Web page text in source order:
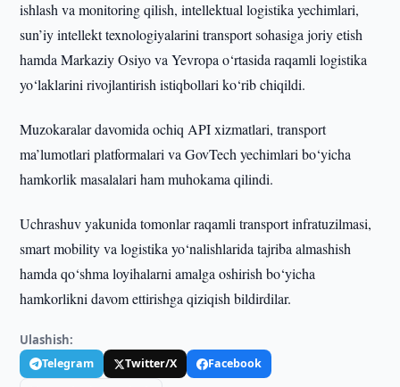
ishlash va monitoring qilish, intellektual logistika yechimlari,
sun’iy intellekt texnologiyalarini transport sohasiga joriy etish
hamda Markaziy Osiyo va Yevropa o‘rtasida raqamli logistika
yo‘laklarini rivojlantirish istiqbollari ko‘rib chiqildi.
Muzokaralar davomida ochiq API xizmatlari, transport
ma’lumotlari platformalari va GovTech yechimlari bo‘yicha
hamkorlik masalalari ham muhokama qilindi.
Uchrashuv yakunida tomonlar raqamli transport infratuzilmasi,
smart mobility va logistika yo‘nalishlarida tajriba almashish
hamda qo‘shma loyihalarni amalga oshirish bo‘yicha
hamkorlikni davom ettirishga qiziqish bildirdilar.
Ulashish:
Telegram Twitter/X
Facebook